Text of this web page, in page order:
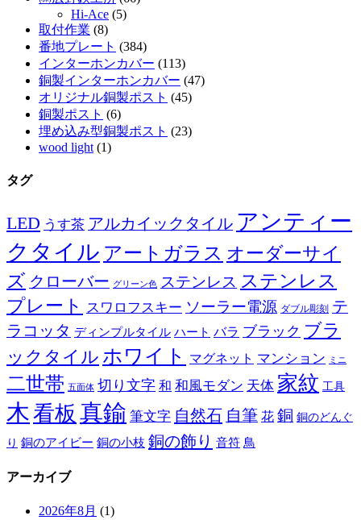
Hi-Ace (5)
取付作業 (8)
番地プレート (384)
インターホンカバー (113)
銅製インターホンカバー (47)
オリジナル銅製ポスト (45)
銅製ポスト (6)
埋め込み型銅製ポスト (23)
wood light (1)
タグ
LED うす茶 アルカイックタイル アンティー
クタイル アートガラス オーダーサイ
ズ クローバー グリーン色 ステンレス ステンレス
プレート スワロフスキー ソーラー電源 ダブル彫刻 テ
ラコッタ ディンプルタイル ハート バラ ブラック ブラ
ックタイル ホワイト マグネット マンション ミニ
二世帯 五面体 切り文字 和 和風モダン 天体 家紋 工具
木看板 真鍮 筆文字 自然石 自筆 花 銅 銅のどんぐ
り 銅のアイビー 銅の小枝 銅の飾り 音符 鳥
アーカイブ
2026年8月 (1)